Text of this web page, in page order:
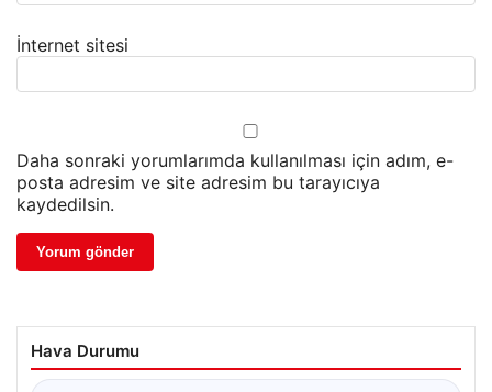
İnternet sitesi
Daha sonraki yorumlarımda kullanılması için adım, e-
posta adresim ve site adresim bu tarayıcıya
kaydedilsin.
Hava Durumu